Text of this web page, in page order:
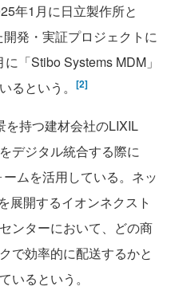
年1月に日立製作所と
発・実証プロジェクトに
に「Stibo Systems MDM」
るという。
[2]
持つ建材会社のLIXIL
デジタル統合する際に
ムを活用している。ネッ
展開するイオンネクスト
ンターにおいて、どの商
で効率的に配送するかと
いるという。